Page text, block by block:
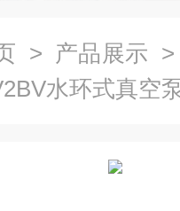
> 产品展示
水环式真空